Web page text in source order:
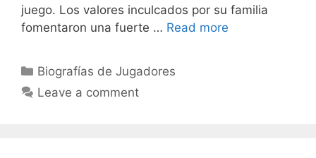
juego. Los valores inculcados por su familia
fomentaron una fuerte … Read more
Categories
Biografías de Jugadores
Leave a comment